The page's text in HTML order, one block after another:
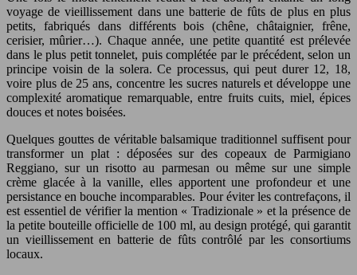
voyage de vieillissement dans une batterie de fûts de plus en plus
petits, fabriqués dans différents bois (chêne, châtaignier, frêne,
cerisier, mûrier…). Chaque année, une petite quantité est prélevée
dans le plus petit tonnelet, puis complétée par le précédent, selon un
principe voisin de la solera. Ce processus, qui peut durer 12, 18,
voire plus de 25 ans, concentre les sucres naturels et développe une
complexité aromatique remarquable, entre fruits cuits, miel, épices
douces et notes boisées.
Quelques gouttes de véritable balsamique traditionnel suffisent pour
transformer un plat : déposées sur des copeaux de Parmigiano
Reggiano, sur un risotto au parmesan ou même sur une simple
crème glacée à la vanille, elles apportent une profondeur et une
persistance en bouche incomparables. Pour éviter les contrefaçons, il
est essentiel de vérifier la mention « Tradizionale » et la présence de
la petite bouteille officielle de 100 ml, au design protégé, qui garantit
un vieillissement en batterie de fûts contrôlé par les consortiums
locaux.